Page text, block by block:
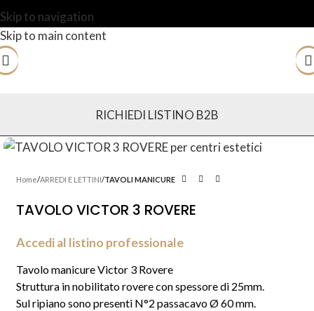
Skip to navigation
Skip to main content
RICHIEDI LISTINO B2B
Home ARREDI E LETTINI TAVOLI MANICURE
TAVOLO VICTOR 3 ROVERE
Accedi al listino professionale
Tavolo manicure Victor 3 Rovere
Struttura in nobilitato rovere con spessore di 25mm.
Sul ripiano sono presenti N°2 passacavo Ø 60 mm.